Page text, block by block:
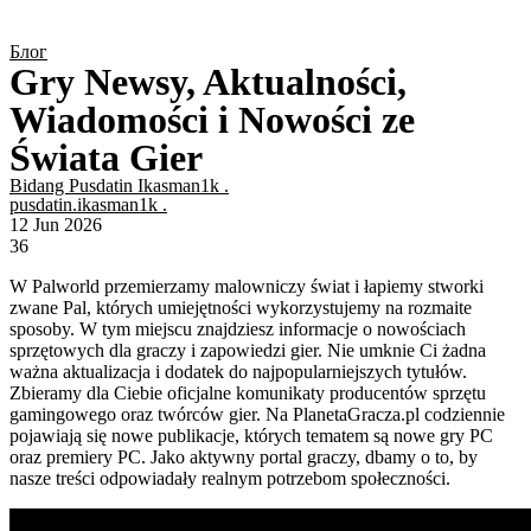
Блог
Gry Newsy, Aktualności,
Wiadomości i Nowości ze
Świata Gier
Bidang Pusdatin Ikasman1k .
pusdatin.ikasman1k .
12 Jun 2026
36
W Palworld przemierzamy malowniczy świat i łapiemy stworki
zwane Pal, których umiejętności wykorzystujemy na rozmaite
sposoby. W tym miejscu znajdziesz informacje o nowościach
sprzętowych dla graczy i zapowiedzi gier. Nie umknie Ci żadna
ważna aktualizacja i dodatek do najpopularniejszych tytułów.
Zbieramy dla Ciebie oficjalne komunikaty producentów sprzętu
gamingowego oraz twórców gier. Na PlanetaGracza.pl codziennie
pojawiają się nowe publikacje, których tematem są nowe gry PC
oraz premiery PC. Jako aktywny portal graczy, dbamy o to, by
nasze treści odpowiadały realnym potrzebom społeczności.